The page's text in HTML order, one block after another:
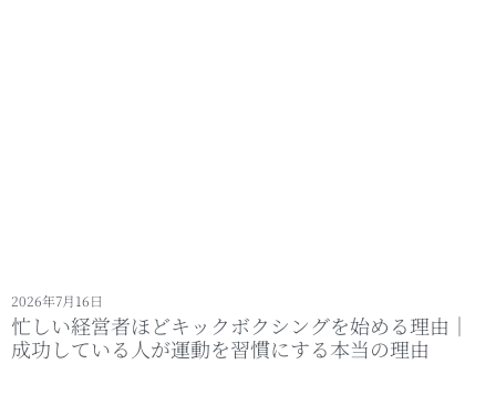
忙しい経営者ほどキックボクシングを始める理由｜
成功している人が運動を習慣にする本当の理由
2026年7月16日